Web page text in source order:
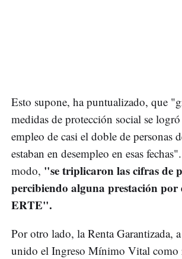
Esto supone, ha puntualizado, que
medidas de protección social se
empleo de casi el doble de personas
estaban en desempleo en esas
modo, "se triplicaron las cifras de
percibiendo alguna prestación por
ERTE".
Por otro lado, la Renta Garantizada,
unido el Ingreso Mínimo Vital como